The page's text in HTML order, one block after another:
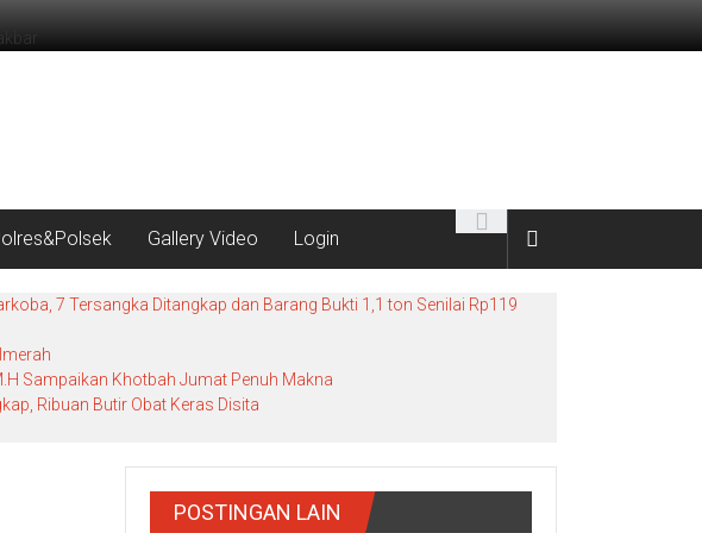
Gallery Video Login
7 Tersangka Ditangkap dan Barang Bukti 1,1 ton Senilai Rp119
Sampaikan Khotbah Jumat Penuh Makna
Ribuan Butir Obat Keras Disita
POSTINGAN LAIN